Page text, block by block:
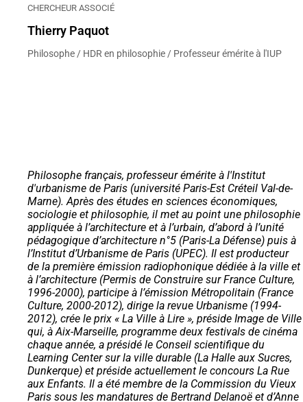
CHERCHEUR ASSOCIÉ
Thierry Paquot
Philosophe / HDR en philosophie / Professeur émérite à l'IUP
Philosophe français, professeur émérite à l'Institut
d'urbanisme de Paris (université Paris-Est Créteil Val-de-
Marne). Après des études en sciences économiques,
sociologie et philosophie, il met au point une philosophie
appliquée à l’architecture et à l’urbain, d’abord à l’unité
pédagogique d’architecture n°5 (Paris-La Défense) puis à
l’Institut d’Urbanisme de Paris (UPEC). Il est producteur
de la première émission radiophonique dédiée à la ville et
à l’architecture (Permis de Construire sur France Culture,
1996-2000), participe à l’émission Métropolitain (France
Culture, 2000-2012), dirige la revue Urbanisme (1994-
2012), crée le prix « La Ville à Lire », préside Image de Ville
qui, à Aix-Marseille, programme deux festivals de cinéma
chaque année, a présidé le Conseil scientifique du
Learning Center sur la ville durable (La Halle aux Sucres,
Dunkerque) et préside actuellement le concours La Rue
aux Enfants. Il a été membre de la Commission du Vieux
Paris sous les mandatures de Bertrand Delanoë et d’Anne